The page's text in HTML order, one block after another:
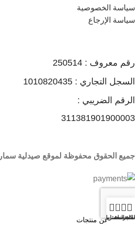
سياسة الخصوصية
سياسة الإرجاع
رقم معروف : 250514
السجل التجاري : 1010820435
الرقم الضريبي :
311381901900003
جميع الحقوق محفوظة لموقع صيدلية سمارت
🏠 عند شرائك من صيدليات سمارت أبل
المفضلة
0
سلة المشتريات
حسابي